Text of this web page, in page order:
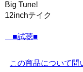
Big Tune!
12inchテイク
■試聴■
この商品について問